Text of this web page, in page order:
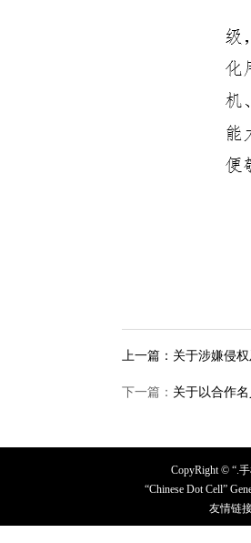
上一篇： 关于涉嫌侵
下一篇： 关于以合作
CopyRight © “.
“Chinese Dot Cell”
友情链